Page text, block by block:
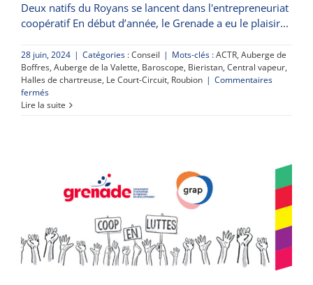
Deux natifs du Royans se lancent dans l'entrepreneuriat
coopératif En début d’année, le Grenade a eu le plaisir
28 juin, 2024 | Catégories :Conseil | Mots-clés :ACTR,Auberge de
Boffres,Auberge de la Valette, Baroscope, Bieristan,Central vapeur,
Halles de chartreuse, Le Court-Circuit, Roubion | Commentaires
ferméssur
Reprendre
belle
de
l’Auberge
de
Léoncel
Lire la suite